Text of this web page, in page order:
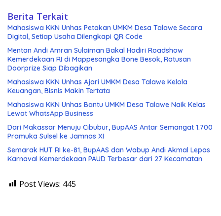
Berita Terkait
Mahasiswa KKN Unhas Petakan UMKM Desa Talawe Secara
Digital, Setiap Usaha Dilengkapi QR Code
Mentan Andi Amran Sulaiman Bakal Hadiri Roadshow
Kemerdekaan RI di Mappesangka Bone Besok, Ratusan
Doorprize Siap Dibagikan
Mahasiswa KKN Unhas Ajari UMKM Desa Talawe Kelola
Keuangan, Bisnis Makin Tertata
Mahasiswa KKN Unhas Bantu UMKM Desa Talawe Naik Kelas
Lewat WhatsApp Business
Dari Makassar Menuju Cibubur, BupAAS Antar Semangat 1.700
Pramuka Sulsel ke Jamnas XI
Semarak HUT RI ke-81, BupAAS dan Wabup Andi Akmal Lepas
Karnaval Kemerdekaan PAUD Terbesar dari 27 Kecamatan
Post Views: 445